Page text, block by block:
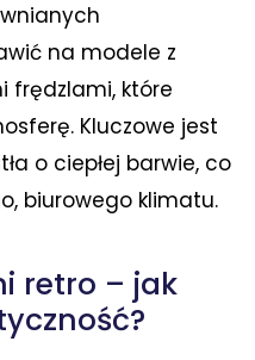
na modele z
frędzlami, które
Kluczowe jest
o ciepłej barwie, co
biurowego klimatu.
retro – jak